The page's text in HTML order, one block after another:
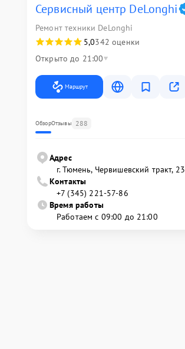
Сервисный центр DeLonghi
Ремонт техники DeLonghi
5,0342 оценки
Открыто до 21:00
Маршрут
ОбзорОтзывы 288
Адрес
г. Тюмень, ​Червишевский тракт, 23
Контакты
+7 (345) 221-57-86
Время работы
Работаем с 09:00 до 21:00